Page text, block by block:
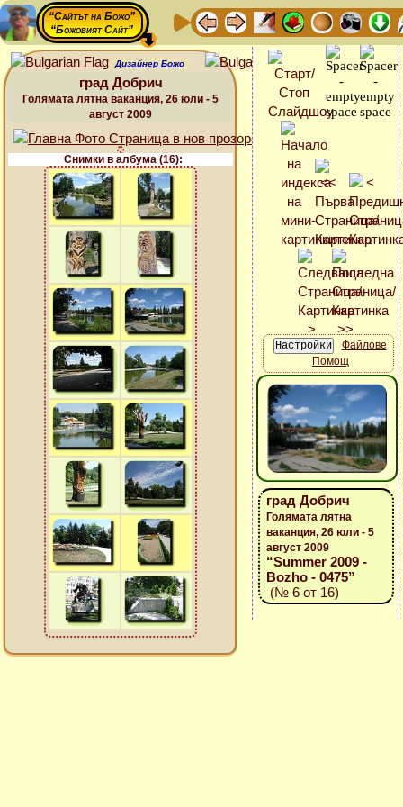
“Сайтът на Божо”
“Божовият Сайт”
Дизайнер Божо
град Добрич
Голямата лятна ваканция, 26 юли - 5
август 2009
Снимки в албума (16):
Файлове
Помощ
град Добрич
Голямата лятна
ваканция, 26 юли - 5
август 2009
“Summer 2009 -
Bozho - 0475”
(№ 6 от 16)